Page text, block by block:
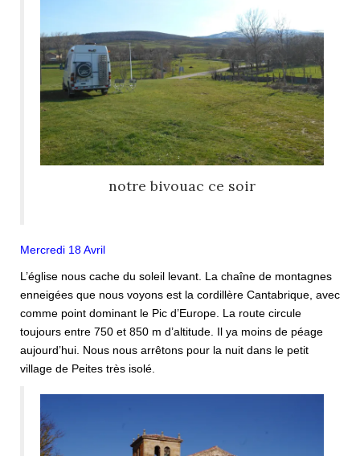
notre bivouac ce soir
Mercredi 18 Avril
L’église nous cache du soleil levant. La chaîne de montagnes
enneigées que nous voyons est la cordillère Cantabrique, avec
comme point dominant le Pic d’Europe. La route circule
toujours entre 750 et 850 m d’altitude. Il ya moins de péage
aujourd’hui. Nous nous arrêtons pour la nuit dans le petit
village de Peites très isolé.